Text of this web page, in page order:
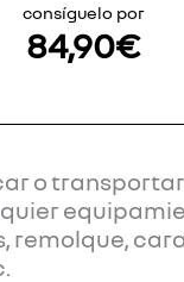
consíguelo por
84,90€
o
remolque,